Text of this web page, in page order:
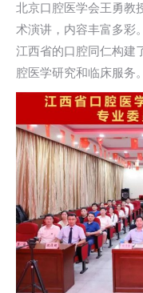
北京口腔医学会王勇教
术演讲，内容丰富多彩
江西省的口腔同仁构建
腔医学研究和临床服务。